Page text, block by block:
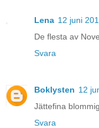
Lena 12 juni
De flesta av
Svara
Boklysten 12
Jättefina
Svara